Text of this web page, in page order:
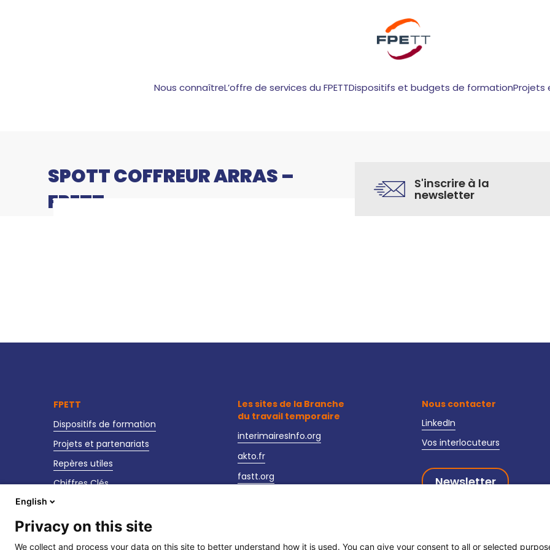
Nous connaîtreL’offre de services du FPETTDispositifs et budgets de formationProjets
SPOTT COFFREUR ARRAS –
FPETT
S'inscrire à la
newsletter
FPETT
Dispositifs de formation
Projets et partenariats
Repères utiles
Chiffres Clés
Actualités
Nos événements
Les sites de la Branche
du travail temporaire
interimairesInfo.org
akto.fr
fastt.org
Nous contacter
LinkedIn
Vos interlocuteurs
Newsletter
English
Privacy on this site
We collect and process your data on this site to better understand how it is used. You can give your consent to all or selected